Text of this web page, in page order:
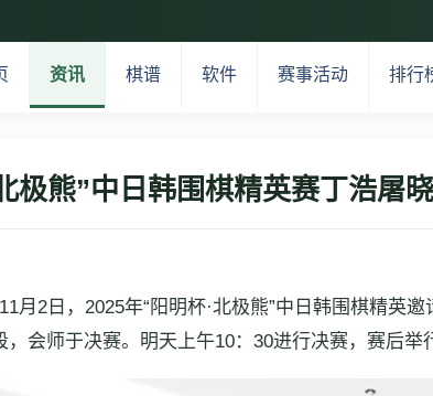
资讯 棋谱 软件 赛事活动 排行
极熊”中日韩围棋精英赛丁浩屠
月2日，2025年“阳明杯·北极熊”中日韩围棋精英
会师于决赛。明天上午10：30进行决赛，赛后举